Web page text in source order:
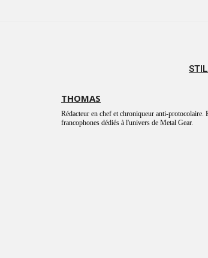
THOMAS
Rédacteur en chef et chroniqueur anti-protocolaire.
francophones dédiés à l'univers de Metal Gear.